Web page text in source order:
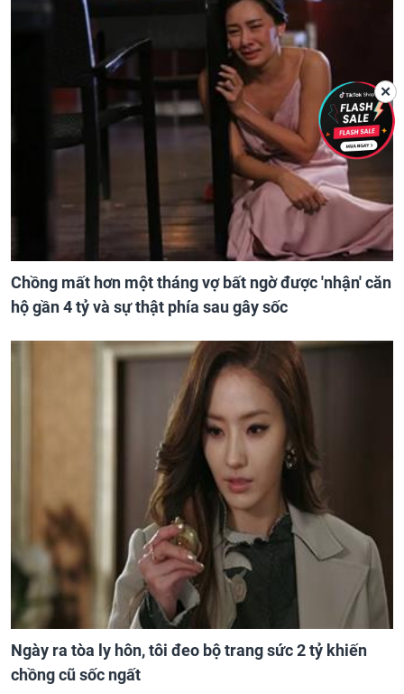
Chồng mất hơn một tháng vợ bất ngờ được 'nhận' căn
hộ gần 4 tỷ và sự thật phía sau gây sốc
Ngày ra tòa ly hôn, tôi đeo bộ trang sức 2 tỷ khiến
chồng cũ sốc ngất
✕